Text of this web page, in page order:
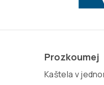
Prozkoumej
Kaštela v